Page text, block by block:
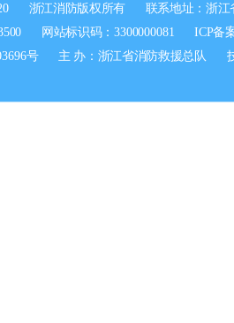
浙江消防版权所有
联系地址：浙江
网站标识码：3300000081 ICP备
号 主 办：浙江省消防救援总队